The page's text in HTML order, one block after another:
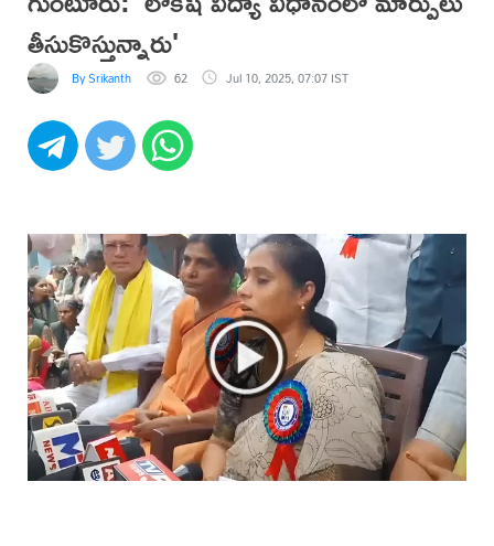
తీసుకొస్తున్నారు'
By Srikanth 62 Jul 10, 2025, 07:07 IST